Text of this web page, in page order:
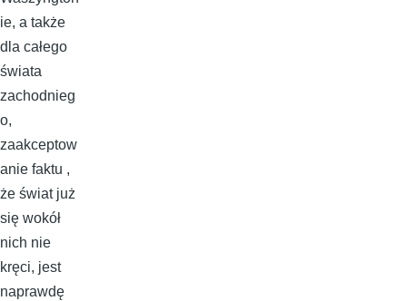
ie, a także
dla całego
świata
zachodnieg
o,
zaakceptow
anie faktu ,
że świat już
się wokół
nich nie
kręci, jest
naprawdę